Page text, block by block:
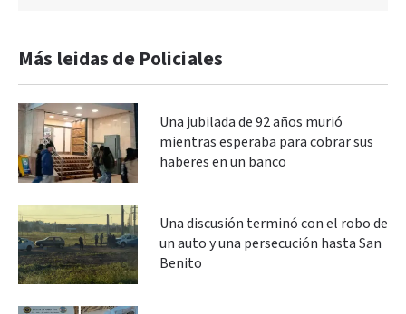
Más leidas de Policiales
Una jubilada de 92 años murió
mientras esperaba para cobrar sus
haberes en un banco
Una discusión terminó con el robo de
un auto y una persecución hasta San
Benito